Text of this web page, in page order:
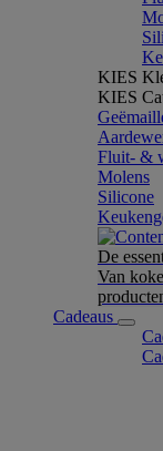
KIES
KIES
Fluit- &
Molens
Silicone
De
Van
Cadeaus